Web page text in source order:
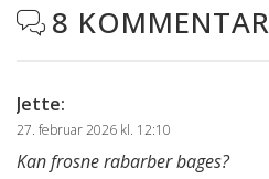
 8
Jette:
27. februar 2026 kl. 12:10
Kan frosne rabarber bages?